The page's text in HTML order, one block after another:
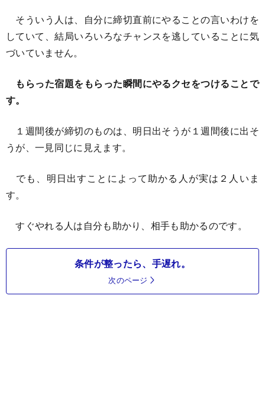
そういう人は、自分に締切直前にやることの言いわけを
していて、結局いろいろなチャンスを逃していることに気
づいていません。
もらった宿題をもらった瞬間にやるクセをつけることで
す。
１週間後が締切のものは、明日出そうが１週間後に出そ
うが、一見同じに見えます。
でも、明日出すことによって助かる人が実は２人いま
す。
すぐやれる人は自分も助かり、相手も助かるのです。
条件が整ったら、手遅れ。
次のページ